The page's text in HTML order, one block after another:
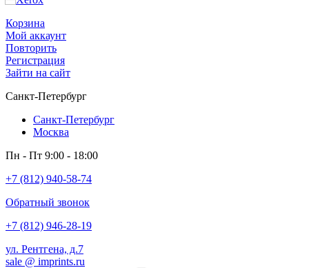
Корзина
Мой аккаунт
Повторить
Регистрация
Зайти на сайт
Санкт-Петербург
Санкт-Петербург
Москва
Пн - Пт 9:00 - 18:00
+7 (812) 940-58-74
Обратный звонок
+7 (812) 946-28-19
ул. Рентгена, д.7
sale @ imprints.ru